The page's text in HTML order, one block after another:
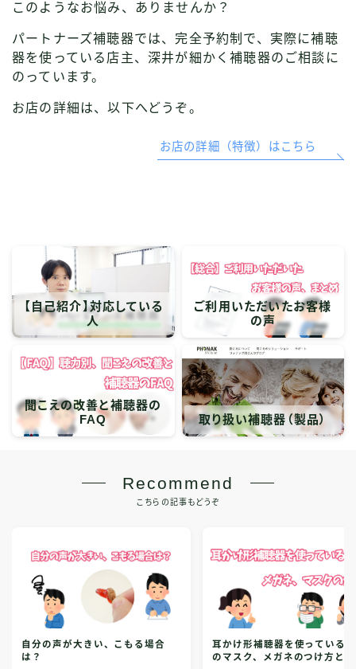
このようなお悩み、ありませんか？
パートナーズ補聴器では、完全予約制で、実際に補聴
器を使っている店主、深井が細かく補聴器のご相談に
のっています。
お店の詳細は、以下へどうぞ。
お店の詳細（特徴）はこちら
【自己紹介】対応している
人
ご利用いただいたお客様
の声
聞こえの改善と補聴器の
FAQ
取り扱い補聴器（製品）
Recommend
こちらの記事もどうぞ
自分の声が大きい、こもる場合
は？
耳かけ形補聴器を使っている
のマスク、メガネのつけ方と